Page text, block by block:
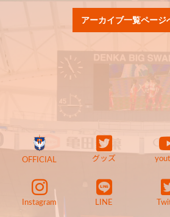
アーカイブ一覧ページ
OFFICIAL グッズ
Instagram LINE